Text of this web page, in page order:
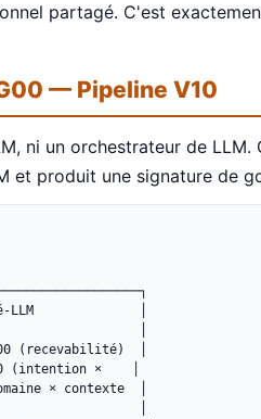
partagé. C'est
— Pipeline V10
ni un orchestrateur de
et produit une signature de
LLM              │
(recevabilité)  │
(intention ×    │
× contexte  │
│